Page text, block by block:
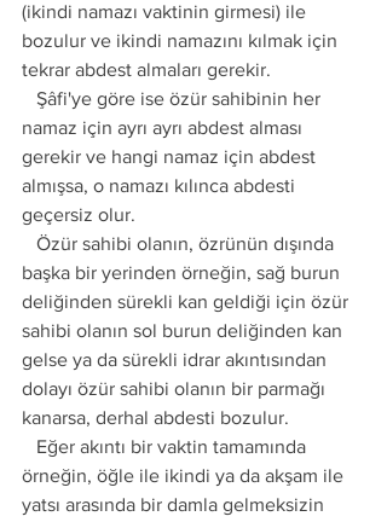
(ikindi namazı vaktinin girmesi) ile
bozulur ve ikindi namazını kılmak için
tekrar abdest almaları gerekir.
namaz için ayrı ayrı abdest alması
gerekir ve hangi namaz için abdest
almışsa, o namazı kılınca abdesti
geçersiz olur.
başka bir yerinden örneğin, sağ burun
deliğinden sürekli kan geldiği için özür
sahibi olanın sol burun deliğinden kan
gelse ya da sürekli idrar akıntısından
dolayı özür sahibi olanın bir parmağı
kanarsa, derhal abdesti bozulur.
örneğin, öğle ile ikindi ya da akşam ile
yatsı arasında bir damla gelmeksizin